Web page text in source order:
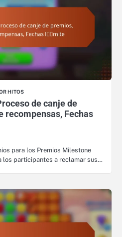
HITOS
de canje de
recompensas, Fechas
para los Premios Milestone
los participantes a reclamar sus…